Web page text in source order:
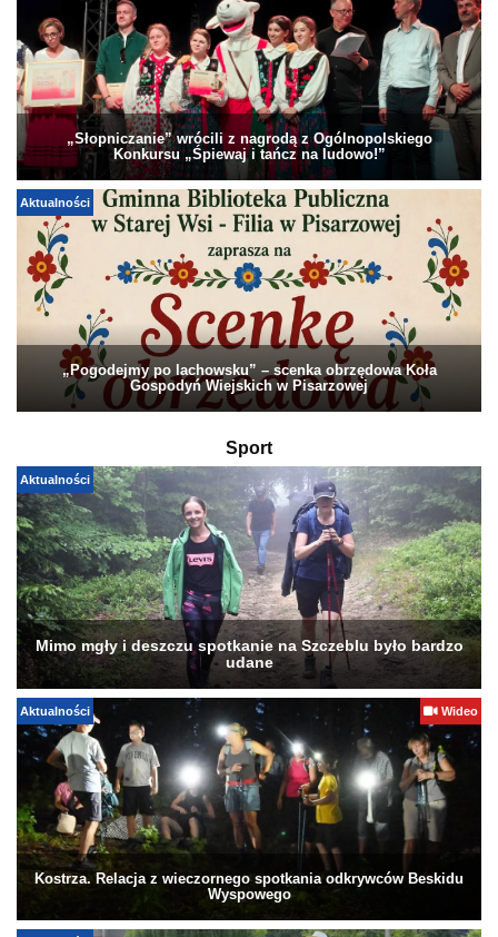
„Słopniczanie” wrócili z nagrodą z Ogólnopolskiego
Konkursu „Śpiewaj i tańcz na ludowo!”
Aktualności
„Pogodejmy po lachowsku” – scenka obrzędowa Koła
Gospodyń Wiejskich w Pisarzowej
Sport
Aktualności
Mimo mgły i deszczu spotkanie na Szczeblu było bardzo
udane
Aktualności Wideo
Kostrza. Relacja z wieczornego spotkania odkrywców Beskidu
Wyspowego